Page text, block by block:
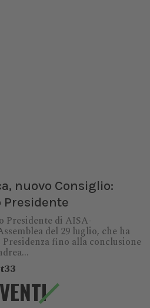
nuovo Consiglio:
Presidente
Presidente di AISA-
del 29 luglio, che ha
fino alla conclusione